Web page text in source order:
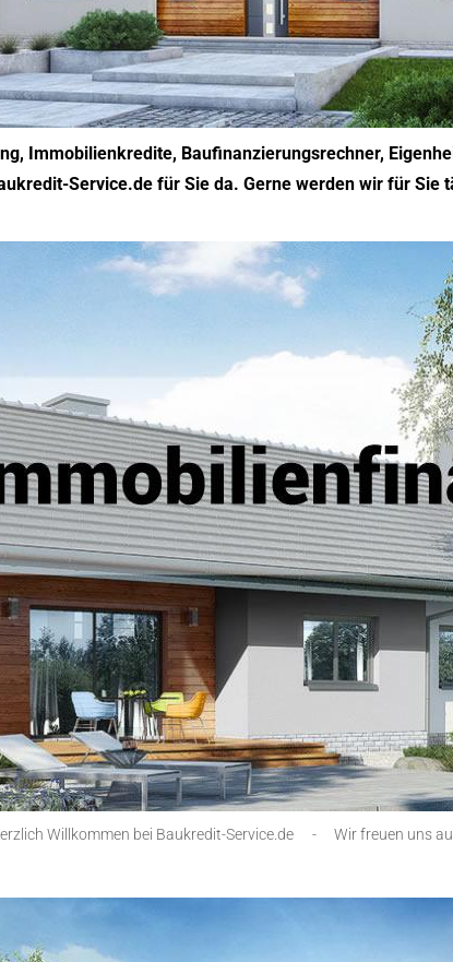
Immobilienkredite, Baufinanzierungsrechner,
Service.de für Sie da. Gerne werden wir für Sie
Willkommen bei Baukredit-Service.de - Wir freuen uns